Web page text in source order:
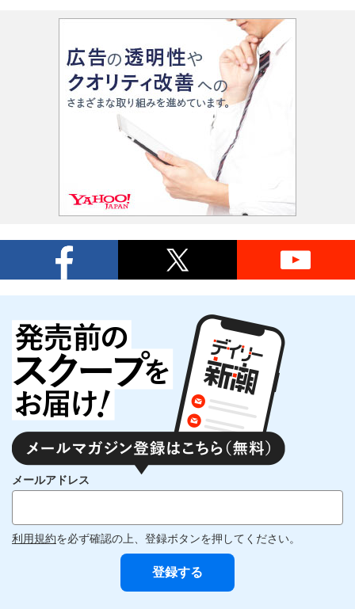
メールアドレス
利用規約を必ず確認の上、登録ボタンを押してください。